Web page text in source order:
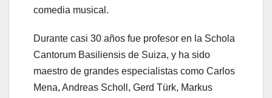
comedia musical.
Durante casi 30 años fue profesor en la Schola
Cantorum Basiliensis de Suiza, y ha sido
maestro de grandes especialistas como Carlos
Mena, Andreas Scholl, Gerd Türk, Markus